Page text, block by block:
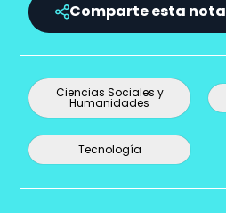
Comparte esta nota
Ciencias Sociales y
Humanidades
Tecnología